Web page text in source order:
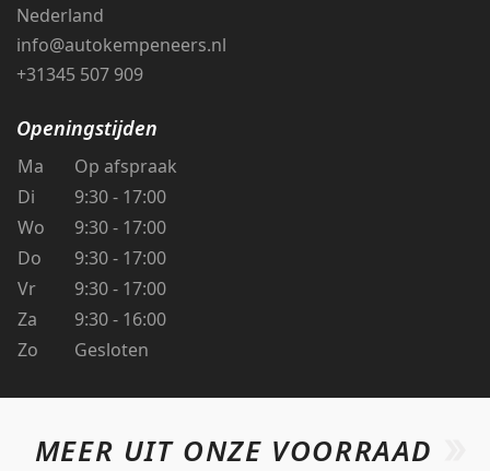
Nederland
info@autokempeneers.nl
+31345 507 909
Openingstijden
Ma
Op afspraak
Di
9:30 - 17:00
Wo
9:30 - 17:00
Do
9:30 - 17:00
Vr
9:30 - 17:00
Za
9:30 - 16:00
Zo
Gesloten
MEER UIT ONZE VOORRAAD